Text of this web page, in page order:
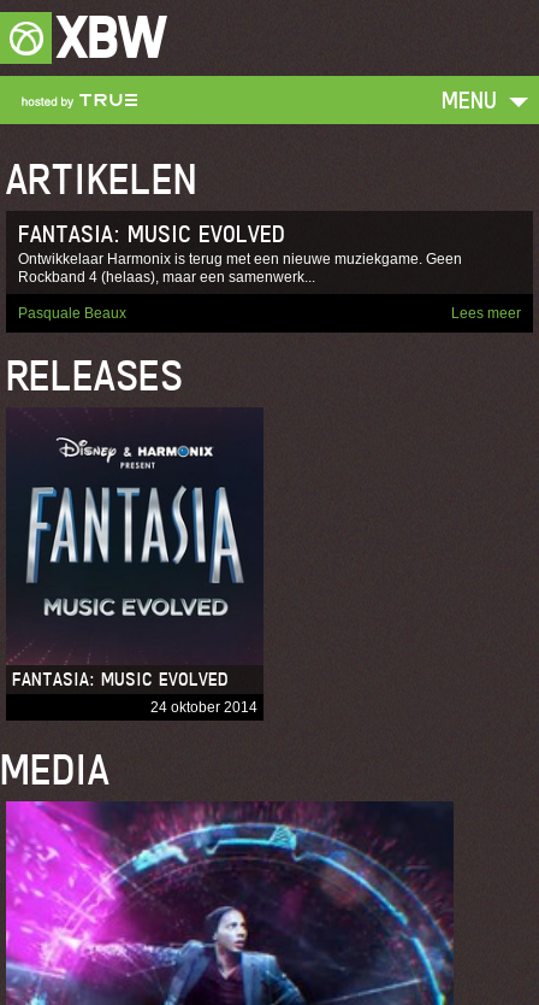
XBW
MENU
ARTIKELEN
FANTASIA: MUSIC EVOLVED
Ontwikkelaar Harmonix is terug met een nieuwe muziekgame. Geen
Rockband 4 (helaas), maar een samenwerk...
Pasquale Beaux Lees meer
RELEASES
FANTASIA: MUSIC EVOLVED
24 oktober 2014
MEDIA